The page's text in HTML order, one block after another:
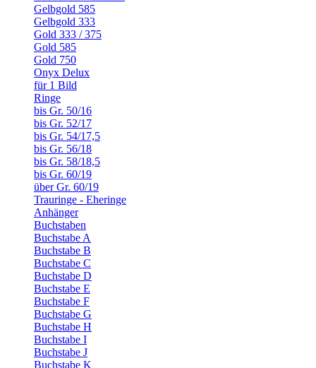
Gelbgold 585
Gelbgold 333
Gold 333 / 375
Gold 585
Gold 750
Onyx Delux
für 1 Bild
Ringe
bis Gr. 50/16
bis Gr. 52/17
bis Gr. 54/17,5
bis Gr. 56/18
bis Gr. 58/18,5
bis Gr. 60/19
über Gr. 60/19
Trauringe - Eheringe
Anhänger
Buchstaben
Buchstabe A
Buchstabe B
Buchstabe C
Buchstabe D
Buchstabe E
Buchstabe F
Buchstabe G
Buchstabe H
Buchstabe I
Buchstabe J
Buchstabe K